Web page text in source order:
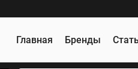
Главная Бренды